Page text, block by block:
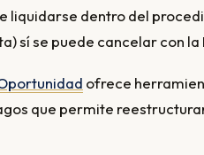
liquidarse dentro del
sí se puede cancelar con la
ofrece
que permite